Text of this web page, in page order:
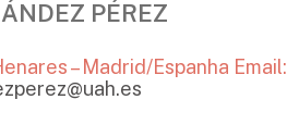
PÉREZ
– Madrid/Espanha Email: